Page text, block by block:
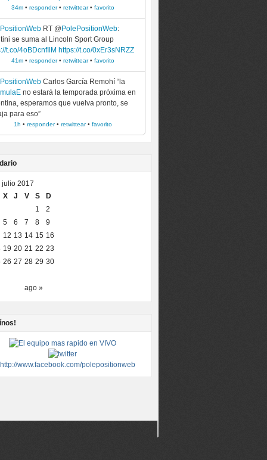
34m• responder• retwittear• favorito
RT @ PolePositionWeb:
se suma al Lincoln Sport Group
t.co/4oBDcnfIlM https://t.co/0xEr3sNRZZ
41m• responder• retwittear• favorito
Carlos García Remohí “la
no estará la temporada próxima en
esperamos que vuelva pronto, se
para eso”
1h • responder• retwittear• favorito
julio 2017
X
J V S D
ago »
1
2
5
6 7 8
9
12 13 14 15 16
19 20 21 22 23
26 27 28 29 30